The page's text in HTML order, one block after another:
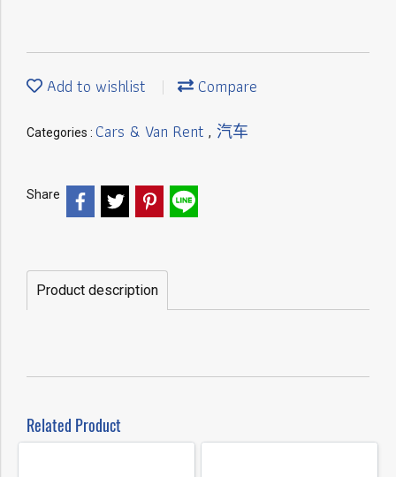
Add to wishlist Compare
Categories : Cars & Van Rent , 汽车
Share
Product description
Related Product